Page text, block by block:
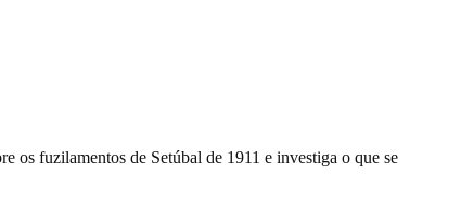
os fuzilamentos de Setúbal de 1911 e investiga o que se